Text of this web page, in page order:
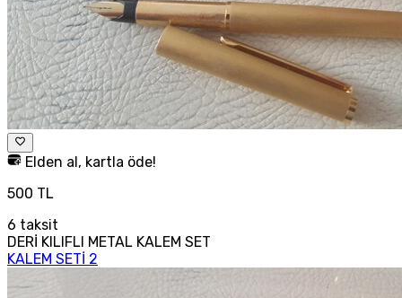
Elden al, kartla öde!
500 TL
6 taksit
DERİ KILIFLI METAL KALEM SET
KALEM SETİ 2